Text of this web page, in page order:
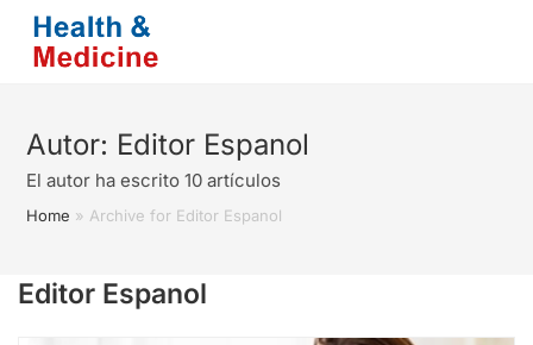
Saltar
contenido
Autor: Editor Espanol
El autor ha escrito 10 artículos
Home » Archive for Editor Espanol
Editor Espanol